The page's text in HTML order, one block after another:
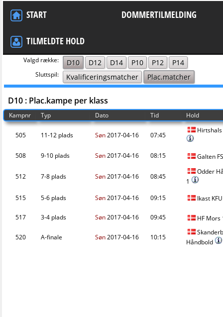
START DOMMERTILMELDING
TILMELDTE HOLD
Valgd række: D10 D12 D14 P10 P12 P14
Sluttspil: Kvalificeringsmatcher Plac.matcher
D10 : Plac.kampe per klass
Kampnr Typ Dato Tid Hold
505 11-12 plads Søn2017-04-16 07:45
508 9-10 plads Søn2017-04-16 08:15 Galten
512 7-8 plads Søn2017-04-16 08:45
Odder
1
515
5-6 plads Søn2017-04-16 09:15 Ikast
517 3-4 plads Søn2017-04-16 09:45 HF
520 A-finale Søn2017-04-16 10:15
Håndbold